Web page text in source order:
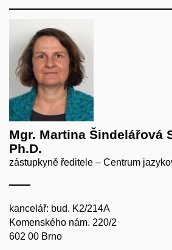
Mgr. Martina Šindelářová
Ph.D.
zástupkyně ředitele – Centrum
kancelář: bud. K2/214A
Komenského nám. 220/2
602 00 Brno